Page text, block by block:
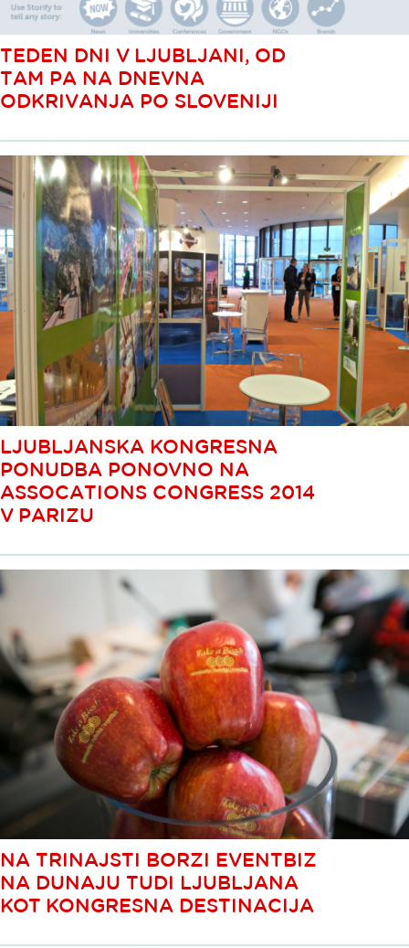
TEDEN DNI V LJUBLJANI, OD
TAM PA NA DNEVNA
ODKRIVANJA PO SLOVENIJI
LJUBLJANSKA KONGRESNA
PONUDBA PONOVNO NA
ASSOCATIONS CONGRESS 2014
V PARIZU
NA TRINAJSTI BORZI EVENTBIZ
NA DUNAJU TUDI LJUBLJANA
KOT KONGRESNA DESTINACIJA